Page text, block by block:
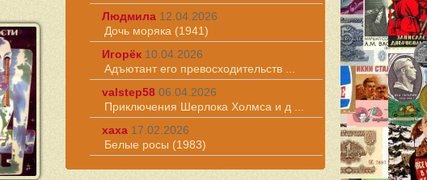
Людмила 12.04.2026
Дочь моряка (1941)
Игорёк 10.04.2026
Адъютант его превосходительств ...
valstep58 06.04.2026
Приключения Шерлока Холмса и д ...
хаха 17.02.2026
Белые росы (1983)